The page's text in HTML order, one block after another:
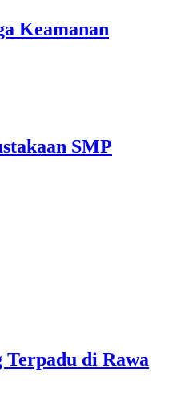
Keamanan
SMP
Terpadu di Rawa